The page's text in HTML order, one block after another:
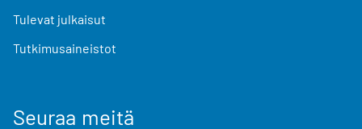
Tulevat julkaisut
Tutkimusaineistot
Seuraa meitä